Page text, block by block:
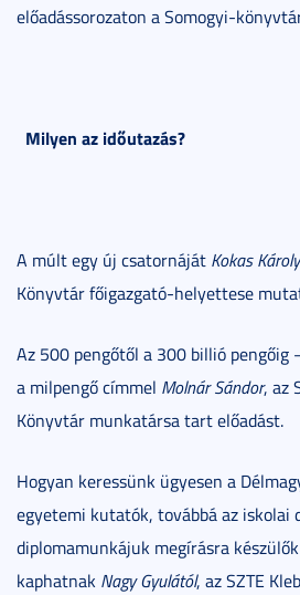
előadássorozaton a Somogyi-
Milyen az időutazás?
A múlt egy új csatornáját Kokas Károly
Könyvtár főigazgató-helyettese
Az 500 pengőtől a 300 billió pengőig
a milpengő címmel Molnár Sándor, az
Könyvtár munkatársa tart előadást.
Hogyan keressünk ügyesen a
egyetemi kutatók, továbbá az iskolai
diplomamunkájuk megírásra
kaphatnak Nagy Gyulától, az SZTE